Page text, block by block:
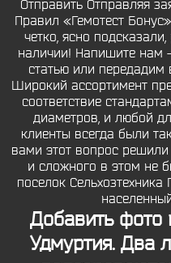
Отправить Отправляя
Правил «Гемотест
четко, ясно
наличии! Напишите нам
статью или передадим
Широкий ассортимент
соответствие
диаметров, и любой
клиенты всегда были
вами этот вопрос
и сложного в этом не
поселок
Добавить фото
Удмуртия. Два